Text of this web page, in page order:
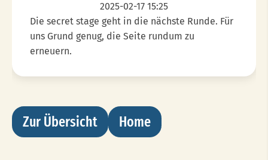
2025-02-17 15:25
Die secret stage geht in die nächste Runde. Für
uns Grund genug, die Seite rundum zu
erneuern.
Zur Übersicht Home